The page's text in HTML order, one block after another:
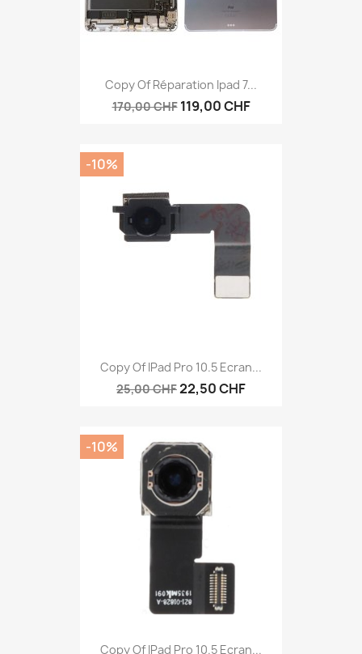
Copy Of Réparation Ipad 7...
170,00 CHF 119,00 CHF
Copy Of IPad Pro 10.5 Ecran...
25,00 CHF22,50 CHF
-10%
Copy Of IPad Pro 10.5 Ecran...
-10%